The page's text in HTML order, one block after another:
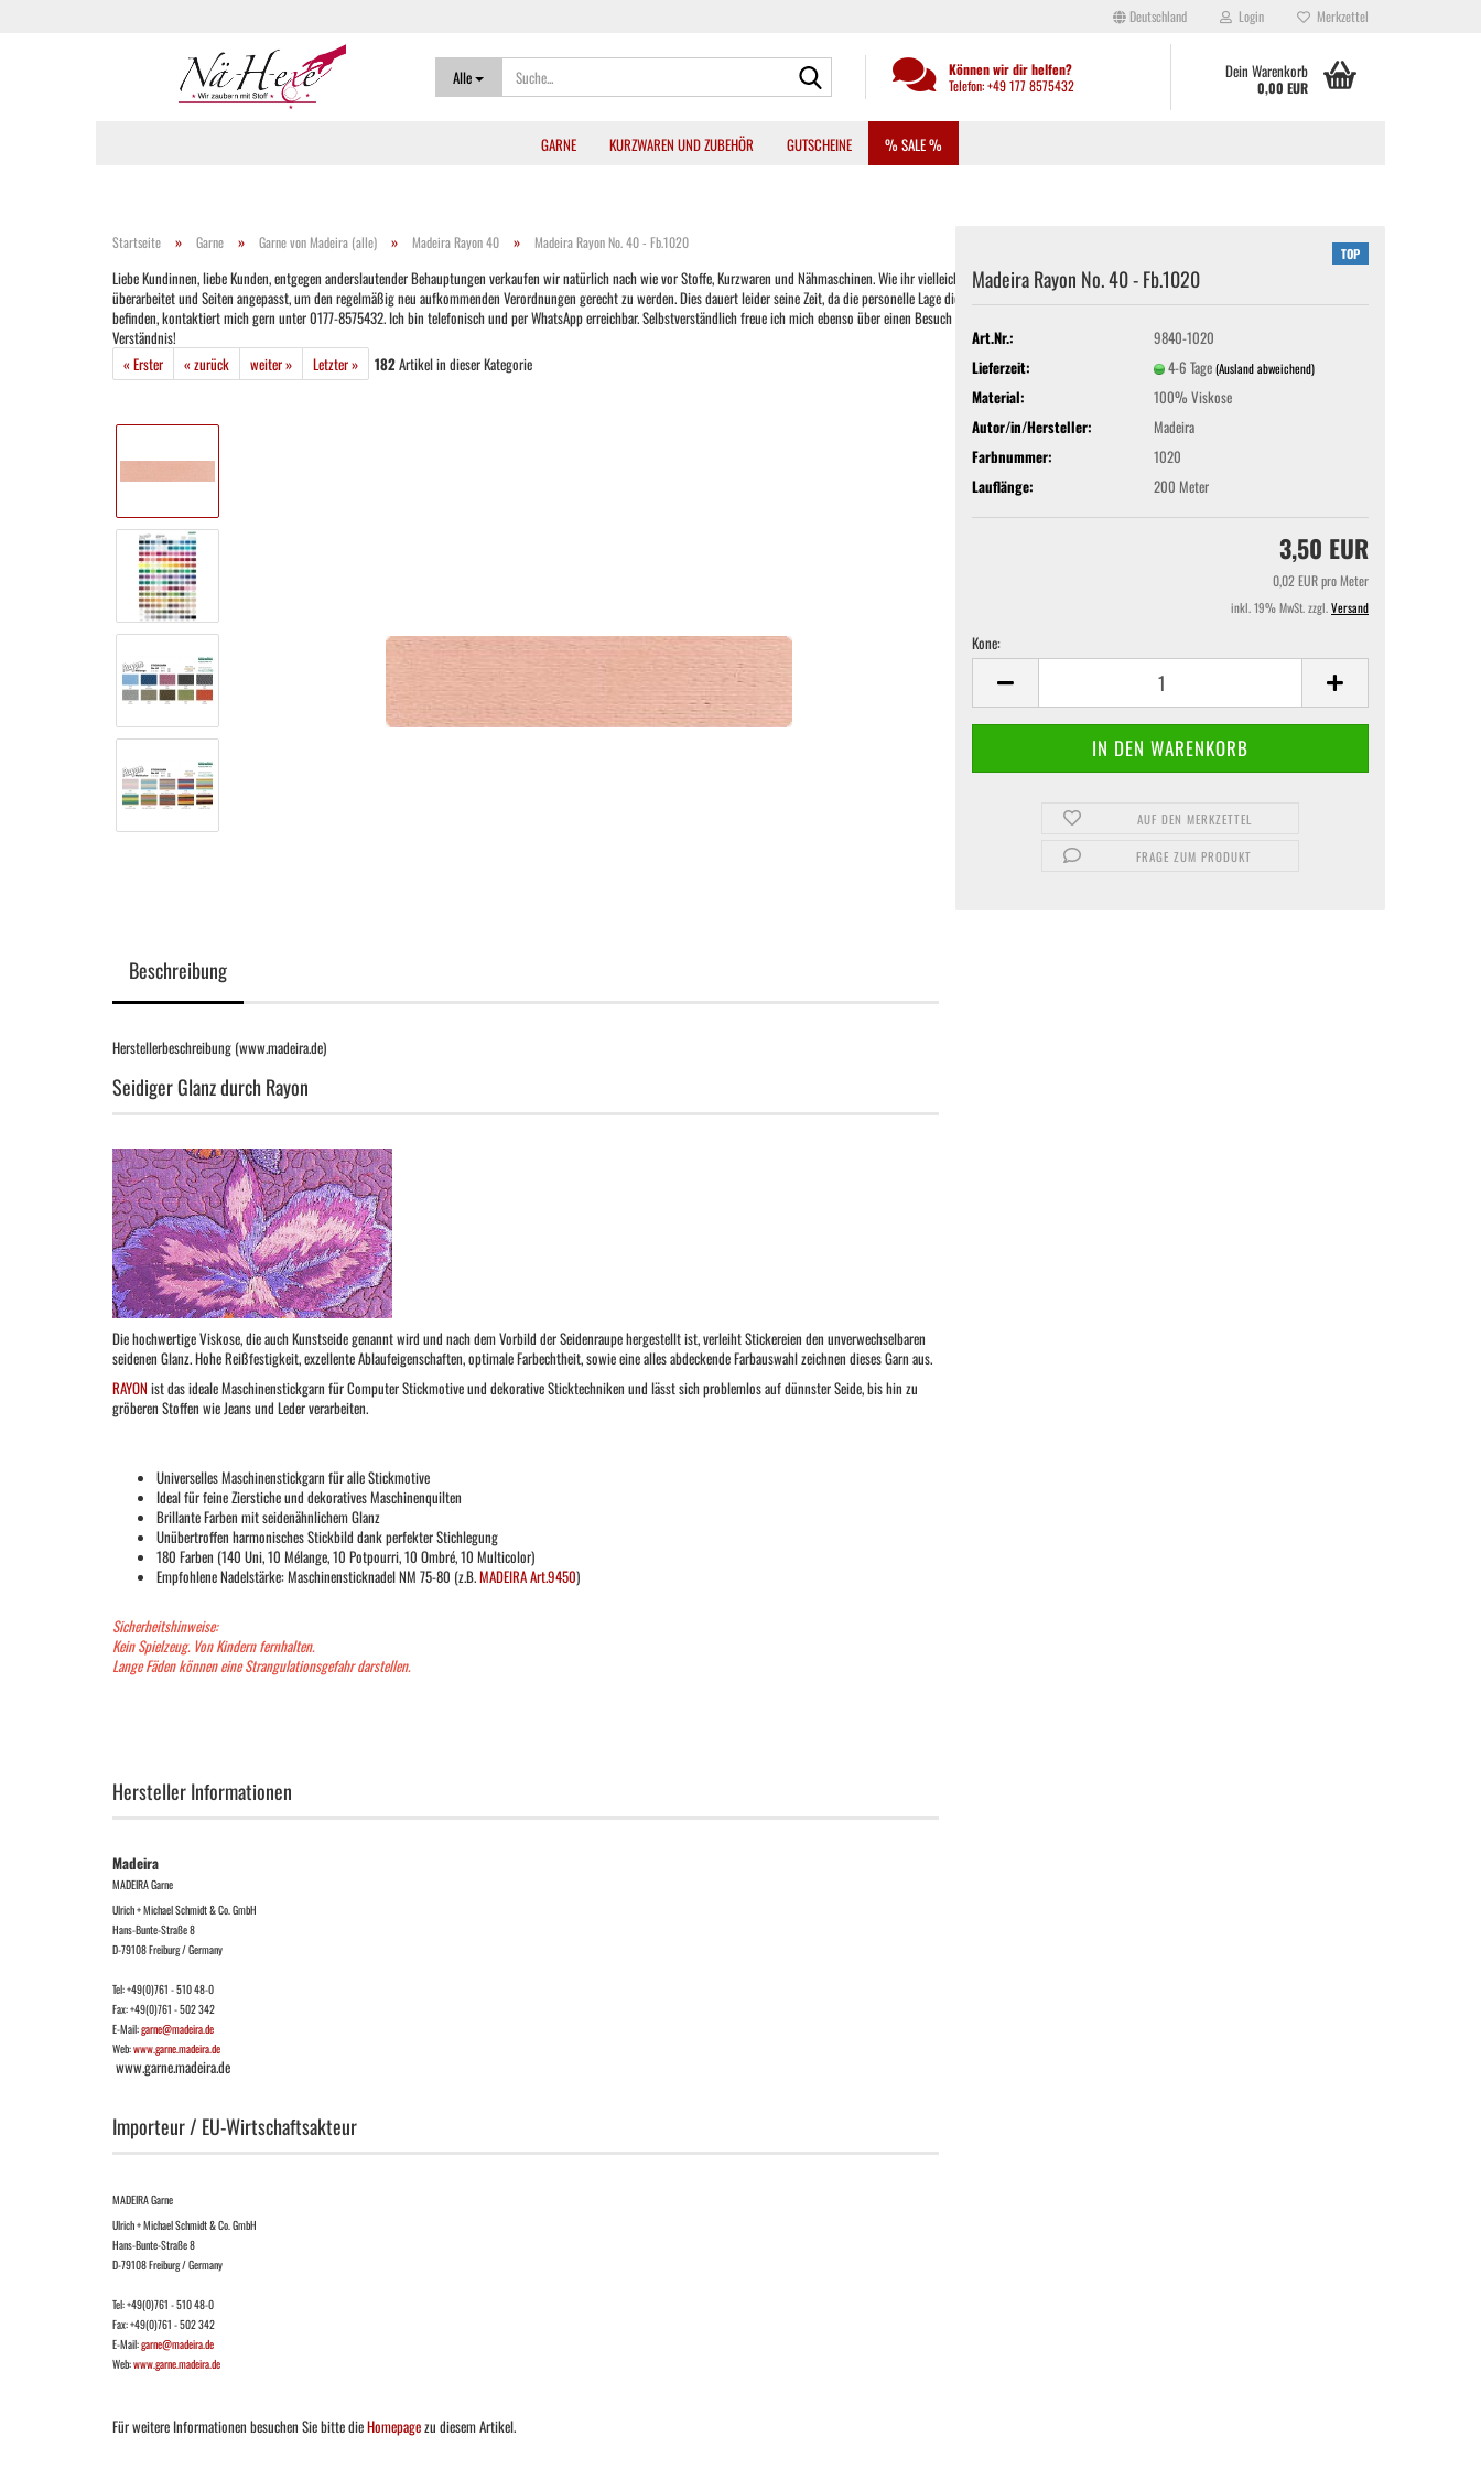
Deutschland Login Merkzettel
Alle
Können wir dir helfen?
Telefon: +49 177 8575432
Dein Warenkorb
0,00 EUR
GARNE KURZWAREN UND ZUBEHÖR GUTSCHEINE % SALE %
Startseite » Garne » Garne von Madeira (alle) » Madeira Rayon 40 » Madeira Rayon No. 40 - Fb.1020
Liebe Kundinnen, liebe Kunden, entgegen anderslautender Behauptungen verkaufen wir natürlich nach wie vor Stoffe, Kurzwaren und Nähmaschinen. Wie ihr vielleicht auch bei anderen kleinen Shops festgestellt habt, werden aktuell viele Artikel
überarbeitet und Seiten angepasst, um den regelmäßig neu aufkommenden Verordnungen gerecht zu werden. Dies dauert leider seine Zeit, da die personelle Lage dies oft nicht hergibt. Solltet ihr Artikel benötigen, die sich derzeit nicht im Shop
befinden, kontaktiert mich gern unter 0177-8575432. Ich bin telefonisch und per WhatsApp erreichbar. Selbstverständlich freue ich mich ebenso über einen Besuch im Laden: Waltroper Straße 62a, 44536 Lünen. Vielen Dank für euer
Verständnis!
« Erster
« zurück weiter » Letzter » 182Artikel in dieser Kategorie
TOP
Madeira Rayon No. 40 - Fb.1020
Art.Nr.:
9840-1020
Lieferzeit:
4-6 Tage(Ausland abweichend)
Material:
100% Viskose
Autor/in/Hersteller:
Madeira
Farbnummer:
1020
Lauflänge:
200 Meter
3,50 EUR
0,02 EUR pro Meter
inkl. 19% MwSt. zzgl.Versand
Kone:
AUF DEN MERKZETTEL
FRAGE ZUM PRODUKT
Beschreibung
Herstellerbeschreibung (www.madeira.de)
Seidiger Glanz durch Rayon
Die hochwertige Viskose, die auch Kunstseide genannt wird und nach dem Vorbild der Seidenraupe hergestellt ist, verleiht Stickereien den unverwechselbaren
seidenen Glanz. Hohe Reißfestigkeit, exzellente Ablaufeigenschaften, optimale Farbechtheit, sowie eine alles abdeckende Farbauswahl zeichnen dieses Garn aus.
RAYON ist das ideale Maschinenstickgarn für Computer Stickmotive und dekorative Sticktechniken und lässt sich problemlos auf dünnster Seide, bis hin zu
gröberen Stoffen wie Jeans und Leder verarbeiten.
Universelles Maschinenstickgarn für alle Stickmotive
Ideal für feine Zierstiche und dekoratives Maschinenquilten
Brillante Farben mit seidenähnlichem Glanz
Unübertroffen harmonisches Stickbild dank perfekter Stichlegung
180 Farben (140 Uni, 10 Mélange, 10 Potpourri, 10 Ombré, 10 Multicolor)
Empfohlene Nadelstärke: Maschinensticknadel NM 75-80 (z.B.MADEIRA Art.9450)
Sicherheitshinweise:
Kein Spielzeug. Von Kindern fernhalten.
Lange Fäden können eine Strangulationsgefahr darstellen.
Hersteller Informationen
Madeira
MADEIRA Garne
Ulrich + Michael Schmidt & Co. GmbH
Hans-Bunte-Straße 8
D-79108 Freiburg / Germany
Tel: +49(0)761 - 510 48-0
Fax: +49(0)761 - 502 342
E-Mail:garne@madeira.de
Web:www.garne.madeira.de
www.garne.madeira.de
Importeur / EU-Wirtschaftsakteur
MADEIRA Garne
Ulrich + Michael Schmidt & Co. GmbH
Hans-Bunte-Straße 8
D-79108 Freiburg / Germany
Tel: +49(0)761 - 510 48-0
Fax: +49(0)761 - 502 342
E-Mail:garne@madeira.de
Web:www.garne.madeira.de
Für weitere Informationen besuchen Sie bitte dieHomepagezu diesem Artikel.